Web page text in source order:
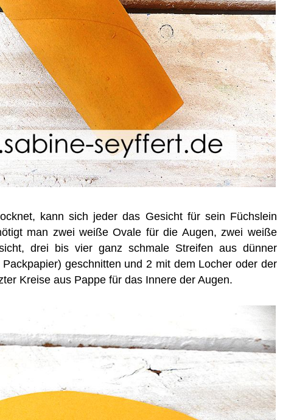
kann sich jeder das Gesicht für sein Füchslein
man zwei weiße Ovale für die Augen, zwei weiße
drei bis vier ganz schmale Streifen aus dünner
geschnitten und 2 mit dem Locher oder der
Kreise aus Pappe für das Innere der Augen.